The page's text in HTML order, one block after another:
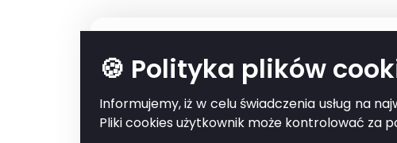
🍪 Polityka plików
Informujemy, iż w celu świadczenia usług na
Pliki cookies użytkownik może kontrolować za
Zgłoszenie